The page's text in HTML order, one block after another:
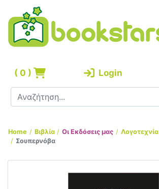
( 0 ) Login
Home Βιβλία Οι Εκδόσεις μας Λογοτεχνία
Σουπερνόβα